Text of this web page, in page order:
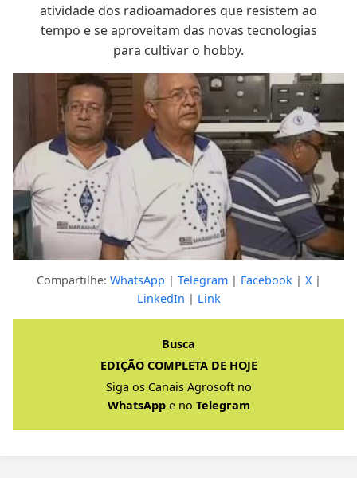
atividade dos radioamadores que resistem ao
tempo e se aproveitam das novas tecnologias
para cultivar o hobby.
Clique para ver a resposta completa
Compartilhe: WhatsApp | Telegram| Facebook | X|
LinkedIn | Link
Busca
EDIÇÃO COMPLETA DE HOJE
Siga os Canais Agrosoft no
WhatsAppe no Telegram